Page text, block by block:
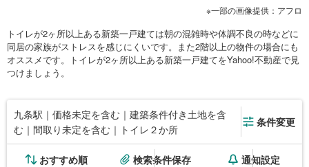
一部の画像提供：アフロ
トイレが2ヶ所以上ある新築一戸建ては朝の混雑時や体調不良の時などに
同居の家族がストレスを感じにくいです。また2階以上の物件の場合にも
オススメです。トイレが2ヶ所以上ある新築一戸建てをYahoo!不動産で見
つけましょう。
九条駅｜価格未定を含む｜建築条件付き土地を含
む｜間取り未定を含む｜トイレ２か所
条件変更
おすすめ順 検索条件保存 通知設定